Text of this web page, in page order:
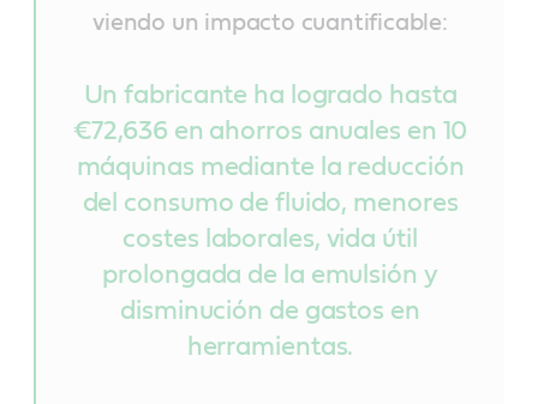
viendo un impacto cuantificable:
Un fabricante ha logrado hasta
€72,636 en ahorros anuales en 10
máquinas mediante la reducción
del consumo de fluido, menores
costes laborales, vida útil
prolongada de la emulsión y
disminución de gastos en
herramientas.